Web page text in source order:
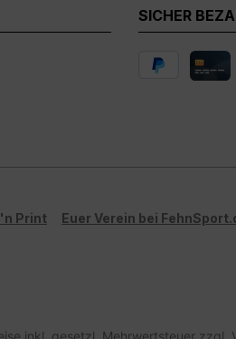
SICHER
Print Euer Verein bei
inkl. gesetzl. Mehrwertsteuer zzgl.